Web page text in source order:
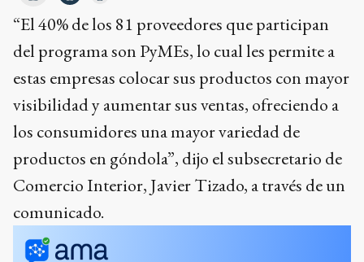
“El 40% de los 81 proveedores que participan
del programa son PyMEs, lo cual les permite a
estas empresas colocar sus productos con mayor
visibilidad y aumentar sus ventas, ofreciendo a
los consumidores una mayor variedad de
productos en góndola”, dijo el subsecretario de
Comercio Interior, Javier Tizado, a través de un
comunicado.